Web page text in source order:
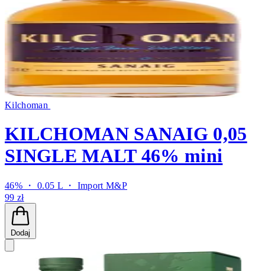
Kilchoman
KILCHOMAN SANAIG 0,05
SINGLE MALT 46% mini
46% ・ 0.05 L ・ Import M&P
99 zł
Dodaj